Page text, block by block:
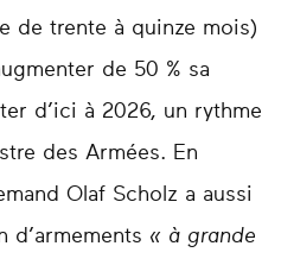
de trente à quinze mois)
de 50 % sa
d’ici à 2026, un rythme
des Armées. En
Olaf Scholz a aussi
d’armements « à grande